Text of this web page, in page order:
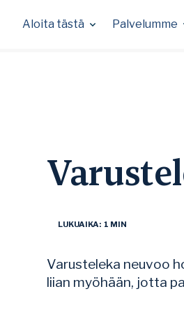
to
Aloita tästä Palvelumme
LUKUAIKA: 1 MIN
Varusteleka neuvoo
liian myöhään, jotta